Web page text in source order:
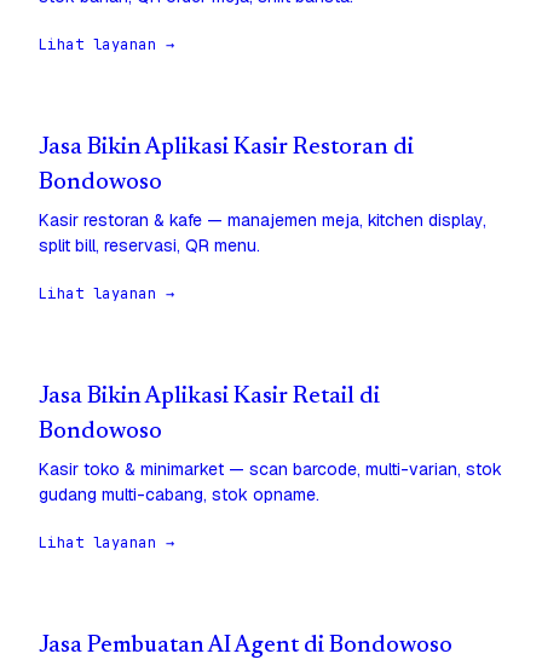
Lihat layanan →
Jasa Bikin Aplikasi Kasir Restoran di
Bondowoso
Kasir restoran & kafe — manajemen meja, kitchen display,
split bill, reservasi, QR menu.
Lihat layanan →
Jasa Bikin Aplikasi Kasir Retail di
Bondowoso
Kasir toko & minimarket — scan barcode, multi-varian, stok
gudang multi-cabang, stok opname.
Lihat layanan →
Jasa Pembuatan AI Agent di Bondowoso